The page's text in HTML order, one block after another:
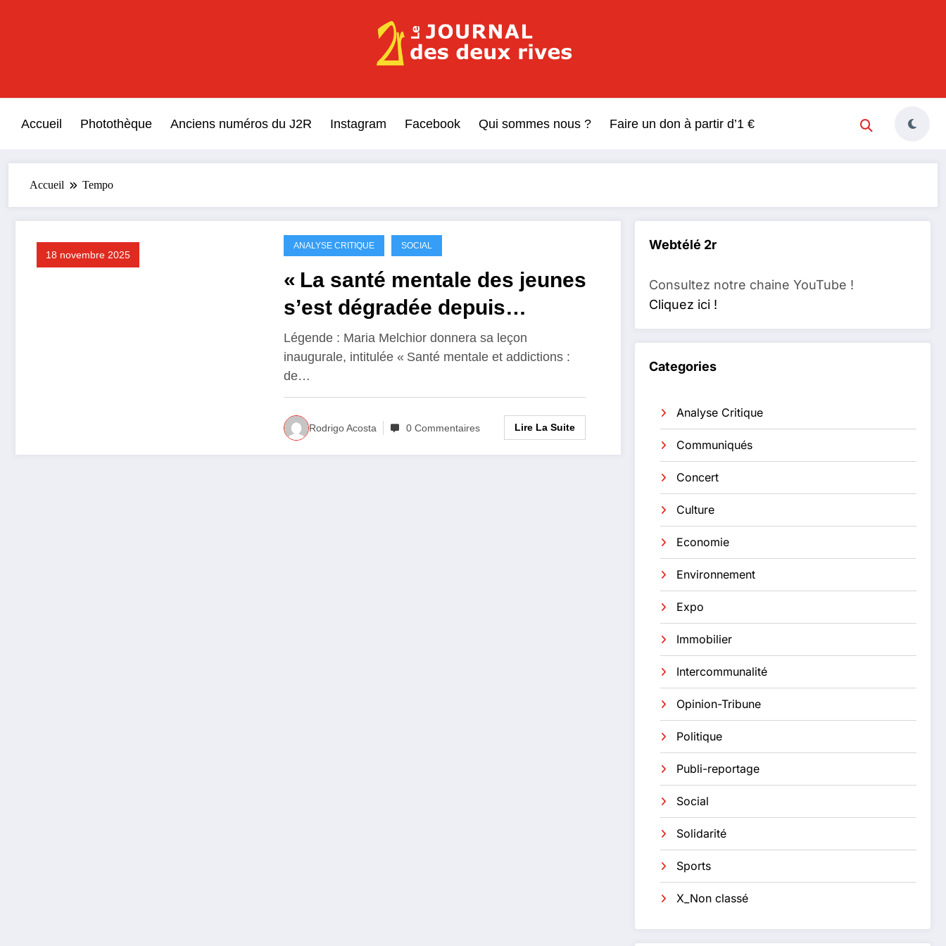
Le Journal des Deux Rives
Accueil Photothèque Anciens numéros du J2R Instagram Facebook Qui sommes nous ? Faire un don à partir d’1 €
Accueil Tempo
18 novembre 2025
ANALYSE CRITIQUE SOCIAL
« La santé mentale des jeunes
s’est dégradée depuis
plusieurs années »
Légende : Maria Melchior donnera sa leçon
inaugurale, intitulée « Santé mentale et addictions :
de…
Rodrigo Acosta 0 Commentaires Lire La Suite
Webtélé 2r
Consultez notre chaine YouTube !
Cliquez ici !
Categories
Analyse Critique
Communiqués
Concert
Culture
Economie
Environnement
Expo
Immobilier
Intercommunalité
Opinion-Tribune
Politique
Publi-reportage
Social
Solidarité
Sports
X_Non classé